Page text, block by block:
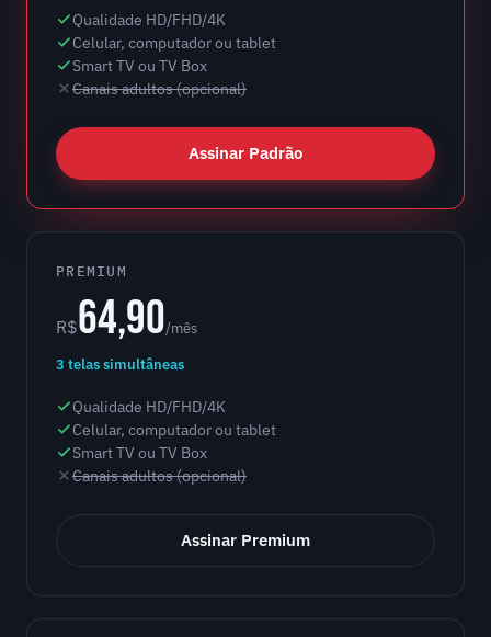
Qualidade HD/FHD/4K
Celular, computador ou tablet
Smart TV ou TV Box
Canais adultos (opcional)
Assinar Padrão
PREMIUM
R$64,90/mês
3 telas simultâneas
Qualidade HD/FHD/4K
Celular, computador ou tablet
Smart TV ou TV Box
Canais adultos (opcional)
Assinar Premium